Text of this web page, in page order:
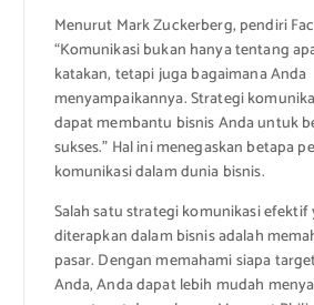
Menurut Mark Zuckerberg, pendiri
“Komunikasi bukan hanya tentang
katakan, tetapi juga bagaimana Anda
menyampaikannya. Strategi
dapat membantu bisnis Anda untuk
sukses.” Hal ini menegaskan betapa
komunikasi dalam dunia bisnis.
Salah satu strategi komunikasi
diterapkan dalam bisnis adalah
pasar. Dengan memahami siapa
Anda, Anda dapat lebih mudah